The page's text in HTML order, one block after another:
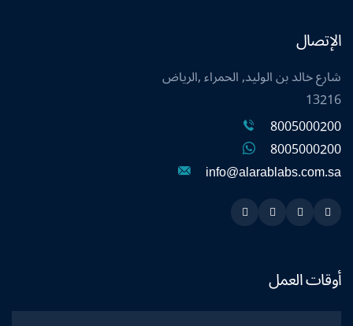
الإتصال
شارع خالد بن الوليد, الحمراء ,الرياض
13216
8005000200
8005000200
info@alarablabs.com.sa
Snapchat
Twitter
Linkedin
Instagram
أوقات العمل